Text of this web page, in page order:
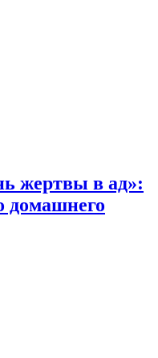
жертвы в ад»:
домашнего